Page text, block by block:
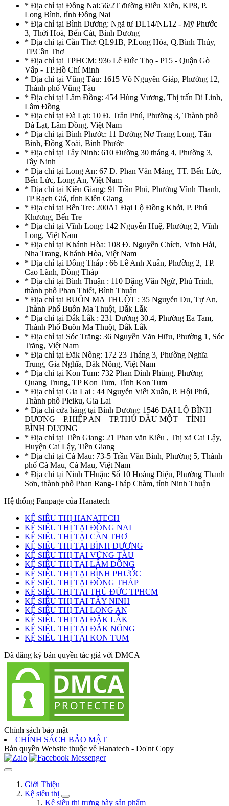
* Địa chỉ tại Đồng Nai:56/2T đường Điểu Xiển, KP8, P.
Long Bình, tỉnh Đồng Nai
* Địa chỉ tại Bình Dương: Ngã tư DL14/NL12 - Mỹ Phước
3, Thới Hoà, Bến Cát, Bình Dương
* Địa chỉ tại Cần Thơ: QL91B, P.Long Hòa, Q.Bình Thủy,
TP.Cần Thơ
* Địa chỉ tại TPHCM: 936 Lê Đức Thọ - P15 - Quận Gò
Vấp - TP.Hồ Chí Minh
* Địa chỉ tại Vũng Tàu: 1615 Võ Nguyên Giáp, Phường 12,
Thành phố Vũng Tàu
* Địa chỉ tại Lâm Đồng: 454 Hùng Vương, Thị trấn Di Linh,
Lâm Đồng
* Địa chỉ tại Đà Lạt: 10 Đ. Trần Phú, Phường 3, Thành phố
Đà Lạt, Lâm Đồng, Việt Nam
* Địa chỉ tại Bình Phước: 11 Đường Nơ Trang Long, Tân
Bình, Đồng Xoài, Bình Phước
* Địa chỉ tại Tây Ninh: 610 Đường 30 tháng 4, Phường 3,
Tây Ninh
* Địa chỉ tại Long An: 67 Đ. Phan Văn Mảng, TT. Bến Lức,
Bến Lức, Long An, Việt Nam
* Địa chỉ tại Kiên Giang: 91 Trần Phú, Phường Vĩnh Thanh,
TP Rạch Giá, tỉnh Kiên Giang
* Địa chỉ tại Bến Tre: 200A1 Đại Lộ Đồng Khởi, P. Phú
Khương, Bến Tre
* Địa chỉ tại Vĩnh Long: 142 Nguyễn Huệ, Phường 2, Vĩnh
Long, Việt Nam
* Địa chỉ tại Khánh Hòa: 108 Đ. Nguyễn Chích, Vĩnh Hải,
Nha Trang, Khánh Hòa, Việt Nam
* Địa chỉ tại Đồng Tháp : 66 Lê Anh Xuân, Phường 2, TP.
Cao Lãnh, Đồng Tháp
* Địa chỉ tại Bình Thuận : 110 Đặng Văn Ngữ, Phú Trinh,
thành phố Phan Thiết, Bình Thuận
* Địa chỉ tại BUÔN MA THUỘT : 35 Nguyễn Du, Tự An,
Thành Phố Buôn Ma Thuột, Đắk Lắk
* Địa chỉ tại Đắk Lắk : 231 Đường 30.4, Phường Ea Tam,
Thành Phố Buôn Ma Thuột, Đắk Lắk
* Địa chỉ tại Sóc Trăng: 36 Nguyễn Văn Hữu, Phường 1, Sóc
Trăng, Việt Nam
* Địa chỉ tại Đắk Nông: 172 23 Tháng 3, Phường Nghĩa
Trung, Gia Nghĩa, Đăk Nông, Việt Nam
* Địa chỉ tại Kon Tum: 732 Phan Đình Phùng, Phường
Quang Trung, TP Kon Tum, Tỉnh Kon Tum
* Địa chỉ tại Gia Lai : 44 Nguyễn Viết Xuân, P. Hội Phú,
Thành phố Pleiku, Gia Lai
* Địa chỉ cửa hàng tại Bình Dương: 1546 ĐẠI LỘ BÌNH
DƯƠNG – P.HIỆP AN – TP.THỦ DẦU MỘT – TỈNH
BÌNH DƯƠNG
* Địa chỉ tại Tiền Giang: 21 Phan văn Kiêu , Thị xã Cai Lậy,
Huyện Cai Lậy, Tiền Giang
* Địa chỉ tại Cà Mau: 73-5 Trần Văn Bình, Phường 5, Thành
phố Cà Mau, Cà Mau, Việt Nam
* Địa chỉ tại Ninh THuận: Số 10 Hoàng Diệu, Phường Thanh
Sơn, thành phố Phan Rang-Tháp Chàm, tỉnh Ninh Thuận
Hệ thống Fanpage của Hanatech
KỆ SIÊU THỊ HANATECH
KỆ SIÊU THỊ TẠI ĐỒNG NAI
KỆ SIÊU THỊ TẠI CẦN THƠ
KỆ SIÊU THỊ TẠI BÌNH DƯƠNG
KỆ SIÊU THỊ TẠI VŨNG TÀU
KỆ SIÊU THỊ TẠI LÂM ĐỒNG
KỆ SIÊU THỊ TẠI BÌNH PHƯỚC
KỆ SIÊU THỊ TẠI ĐỒNG THÁP
KỆ SIÊU THỊ TẠI THỦ ĐỨC TPHCM
KỆ SIÊU THỊ TẠI TÂY NINH
KỆ SIÊU THỊ TẠI LONG AN
KỆ SIÊU THỊ TẠI ĐẮK LẮK
KỆ SIÊU THỊ TẠI ĐẮK NÔNG
KỆ SIÊU THỊ TẠI KON TUM
Đã đăng ký bản quyền tác giả với DMCA
Chính sách bảo mật
CHÍNH SÁCH BẢO MẬT
Bản quyền Website thuộc về Hanatech - Do'nt Copy
Giới Thiệu
Kệ siêu thị
Kệ siêu thị trưng bày sản phẩm